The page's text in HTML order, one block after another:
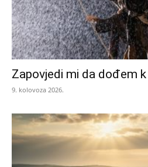
Zapovjedi mi da dođem
9. kolovoza 2026.